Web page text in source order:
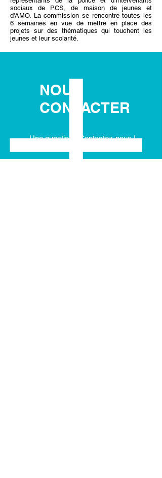
sociaux de PCS, de maison de jeunes et
d'AMO. La commission se rencontre toutes les
6 semaines en vue de mettre en place des
projets sur des thématiques qui touchent les
jeunes et leur scolarité.
NOUS
CONTACTER
Une question? Contactez-nous !